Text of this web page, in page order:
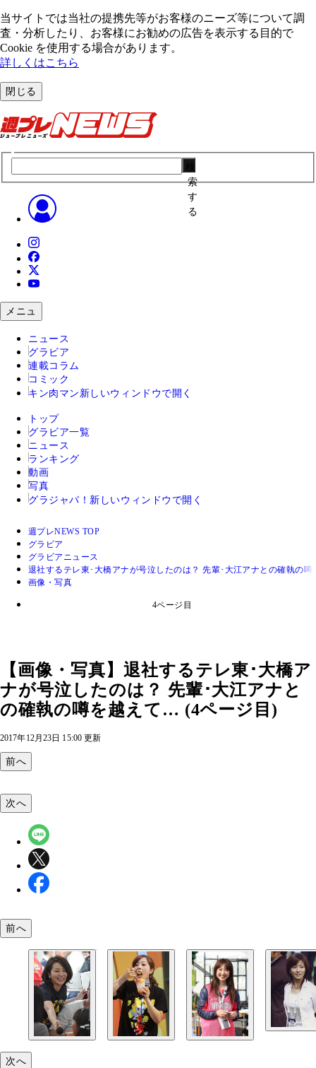
当サイトでは当社の提携先等がお客様のニーズ等について調
査・分析したり、お客様にお勧めの広告を表⽰する⽬的で
Cookie を使⽤する場合があります。
詳しくはこちら
閉じる
索
す
る
メニュ
ニュース
グラビア
連載コラム
コミック
キン肉マン 新しいウィンドウで開く
トップ
グラビア一覧
ニュース
ランキング
動画
写真
グラジャパ！ 新しいウィンドウで開く
週プレNEWS TOP
グラビア
グラビアニュース
退社するテレ東･大橋アナが号泣したのは？ 先輩･大江アナとの確執の
画像・写真
4ページ目
【画像・写真】退社するテレ東･大橋ア
ナが号泣したのは？ 先輩･大江アナと
の確執の噂を越えて… (4ページ目)
2017年12月23日 15:00 更新
前へ
次へ
前へ
次へ